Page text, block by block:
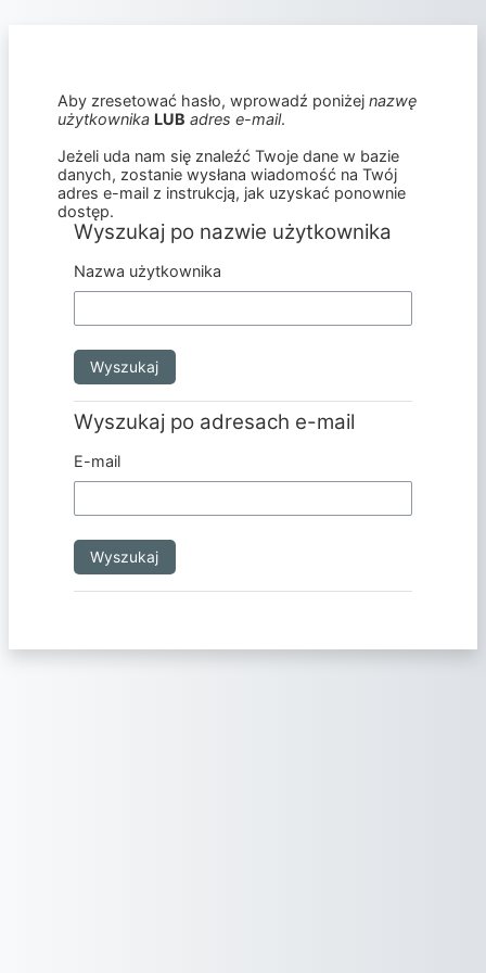
Aby zresetować hasło, wprowadź poniżejnazwę
użytkownika LUB adres e-mail.
Jeżeli uda nam się znaleźć Twoje dane w bazie
danych, zostanie wysłana wiadomość na Twój
adres e-mail z instrukcją, jak uzyskać ponownie
dostęp.
Wyszukaj po nazwie użytkownika
Wyszukaj po nazwie użytkownika
Nazwa użytkownika
Wyszukaj po adresach e-mail
Wyszukaj po adresach e-mail
E-mail